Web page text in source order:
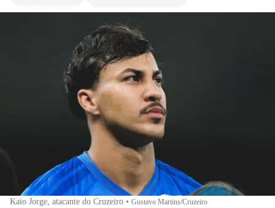
Kaio Jorge, atacante do Cruzeiro • Gustavo Martins/Cruzeiro